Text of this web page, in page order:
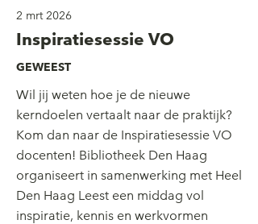
2 mrt 2026
Inspiratiesessie VO
GEWEEST
Wil jij weten hoe je de nieuwe
kerndoelen vertaalt naar de praktijk?
Kom dan naar de Inspiratiesessie VO
docenten! Bibliotheek Den Haag
organiseert in samenwerking met Heel
Den Haag Leest een middag vol
inspiratie, kennis en werkvormen